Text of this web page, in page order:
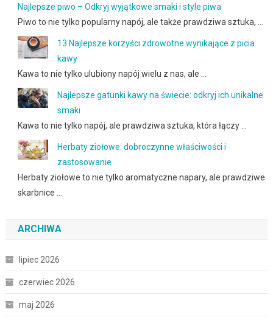
Najlepsze piwo – Odkryj wyjątkowe smaki i style piwa
Piwo to nie tylko popularny napój, ale także prawdziwa sztuka, …
13 Najlepsze korzyści zdrowotne wynikające z picia
kawy
Kawa to nie tylko ulubiony napój wielu z nas, ale …
Najlepsze gatunki kawy na świecie: odkryj ich unikalne
smaki
Kawa to nie tylko napój, ale prawdziwa sztuka, która łączy …
Herbaty ziołowe: dobroczynne właściwości i
zastosowanie
Herbaty ziołowe to nie tylko aromatyczne napary, ale prawdziwe
skarbnice …
ARCHIWA
lipiec 2026
czerwiec 2026
maj 2026